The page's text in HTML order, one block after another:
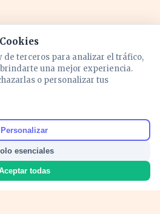
de economía, mercados,
Información actualizada
que mueve tu dinero y tu
país.
de terceros para analizar el tráfico,
una mejor experiencia.
o personalizar tus
Personalizar
esenciales
todas